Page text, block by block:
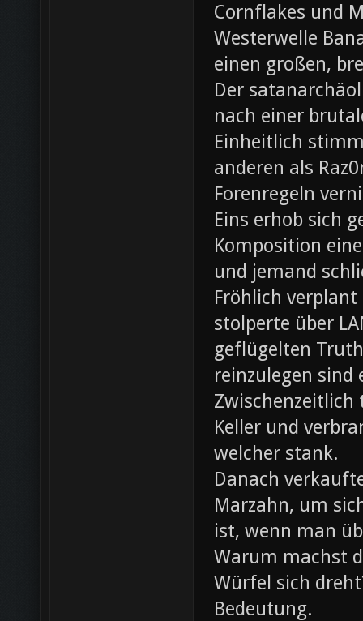
Cornflakes und
Westerwelle
einen großen,
Der
nach einer
Einheitlich
anderen als
Forenregeln
Eins erhob sich
Komposition
und jemand
Fröhlich
stolperte über
geflügelten
reinzulegen sind
Zwischenzeitlich
Keller und
welcher stank.
Danach
Marzahn, um
ist, wenn man
Warum machst
Würfel sich
Bedeutung.